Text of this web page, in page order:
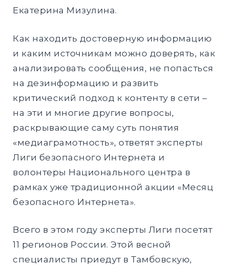
Екатерина Мизулина.
Как находить достоверную информацию
и каким источникам можно доверять, как
анализировать сообщения, не попасться
на дезинформацию и развить
критический подход к контенту в сети –
на эти и многие другие вопросы,
раскрывающие саму суть понятия
«медиаграмотность», ответят эксперты
Лиги безопасного Интернета и
волонтеры Национального центра в
рамках уже традиционной акции «Месяц
безопасного Интернета».
Всего в этом году эксперты Лиги посетят
11 регионов России. Этой весной
специалисты приедут в Тамбовскую,